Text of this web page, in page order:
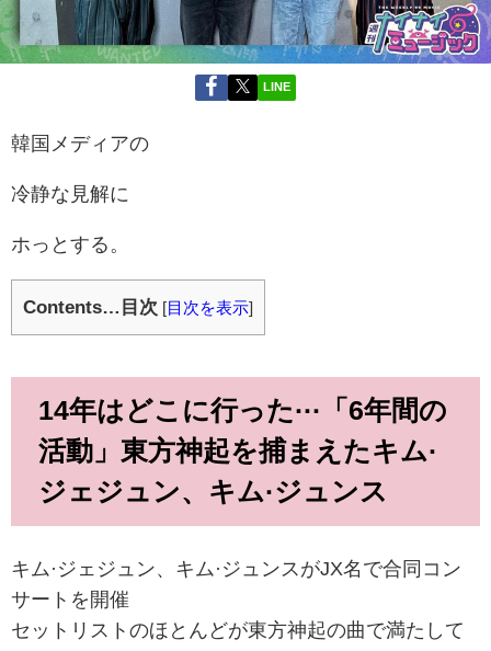
LINE
韓国メディアの
冷静な見解に
ホっとする。
Contents…目次 [目次を表示]
14年はどこに行った···「6年間の
活動」東方神起を捕まえたキム·
ジェジュン、キム·ジュンス
キム·ジェジュン、キム·ジュンスがJX名で合同コン
サートを開催
セットリストのほとんどが東方神起の曲で満たして